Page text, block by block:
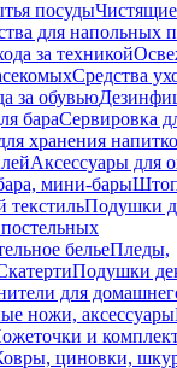
посудыЧистящие
для напольных
за техникой
Средства
за обувью
бараСервировка
хранения
Аксессуары для
мини-бары
Подушки
бельеПледы,
Подушки
для
ножи, аксессуары
и
циновки,